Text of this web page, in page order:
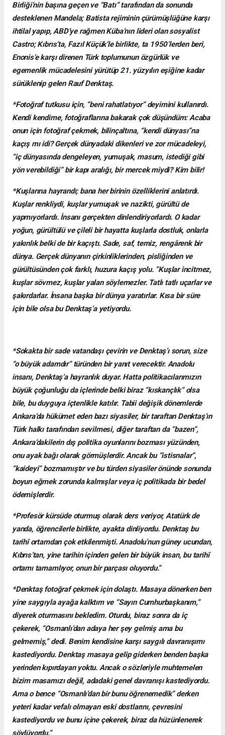
Birliği’nin başına geçen ve “Batı” tarafından da sonunda
desteklenen Mandela; Batista rejiminin çürümüşlüğüne karşı
ihtilal yapıp, ABD’ye rağmen Küba’nın lideri olan sosyalist
Castro; Kıbrıs’ta, Fazıl Küçük’le birlikte, ta 1950’lerden beri,
Enonis’e karşı direnen Türk toplumunun özgürlük ve
egemenlik mücadelesini yürütüp 21. yüzyılın eşiğine kadar
sürüklenip gelen Rauf Denktaş.
*Fotoğraf tutkusu için, “beni rahatlatıyor” deyimini kullanırdı.
Kendi kendime, fotoğraflarına bakarak çok düşündüm: Acaba
onun için fotoğraf çekmek, bilinçaltına, “kendi dünyası”na
kaçış mı idi? Gerçek dünyadaki dikenleri ve zor mücadeleyi,
“iç dünyasında dengeleyen, yumuşak, masum, istediği gibi
yön verebildiği” bir kapı aralığı, bir mercek miydi? Kim bilir!
*Kuşlarına hayrandı; bana her birinin özelliklerini anlatırdı.
Kuşlar renkliydi, kuşlar yumuşak ve nazikti, gürültü de
yapmıyorlardı. İnsanı gerçekten dinlendiriyorlardı. O kadar
yoğun, gürültülü ve çileli bir hayatta kuşlarla dostluk, onlarla
yakınlık belki de bir kaçıştı. Sade, saf, temiz, rengârenk bir
dünya. Gerçek dünyanın çirkinliklerinden, pisliğinden ve
gürültüsünden çok farklı, huzura kaçış yolu. “Kuşlar incitmez,
kuşlar sövmez, kuşlar yalan söylemezler. Tatlı tatlı uçarlar ve
şakırdarlar. İnsana başka bir dünya yaratırlar. Kısa bir süre
için bile olsa bu Denktaş’a yetiyordu.
*Sokakta bir sade vatandaşı çevirin ve Denktaş’ı sorun, size
“o büyük adamdır” türünden bir yanıt verecektir. Anadolu
insanı, Denktaş’a hayranlık duyar. Hatta politikacılarımızın
büyük çoğunluğu da içlerinde belki biraz “kıskançlık” olsa
bile, bu duyguya içtenlikle katılır. Tabii değişik dönemlerde
Ankara’da hükümet eden bazı siyasiler, bir taraftan Denktaş’ın
Türk halkı tarafından sevilmesi, diğer taraftan da “bazen”,
Ankara’dakilerin dış politika oyunlarını bozması yüzünden,
onu ayak bağı olarak görmüşlerdir. Ancak bu “istisnalar”,
“kaideyi” bozmamıştır ve bu türden siyasiler önünde sonunda
boyun eğmek zorunda kalmışlar veya iç politikada bir bedel
ödemişlerdir.
*Profesör kürsüde oturmuş olarak ders veriyor, Atatürk de
yanda, öğrencilerle birlikte, ayakta dinliyordu. Denktaş bu
tarihî ortamdan çok etkilenmişti. Anadolu’nun güney ucundan,
Kıbrıs’tan, yine tarihin içinden gelen bir büyük insan, bu tarihî
ortamı tamamlıyor, onun bir parçası oluyordu.”
*Denktaş fotoğraf çekmek için dolaştı. Masaya dönerken ben
yine saygıyla ayağa kalktım ve “Sayın Cumhurbaşkanım,”
diyerek oturmasını bekledim. Oturdu, biraz sonra da iç
çekerek, “Osmanlı’dan adaya her şey gelmiş ama bu
gelmemiş,” dedi. Benim kendisine karşı saygılı davranışımı
kastediyordu. Denktaş masaya gelip giderken benden başka
yerinden kıpırdayan yoktu. Ancak o sözleriyle muhtemelen
bizim masamızı değil, adadaki genel davranışı kastediyordu.
Ama o bence “Osmanlı’dan bir bunu öğrenemedik” derken
yeteri kadar vefalı olmayan eski dostlarını, çevresini
kastediyordu ve bunu içine çekerek, biraz da hüzünlenerek
söylüyordu.”